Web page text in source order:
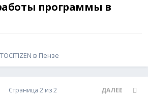
программы в
в Пензе
ДАЛЕЕ
Страница 2 из 2